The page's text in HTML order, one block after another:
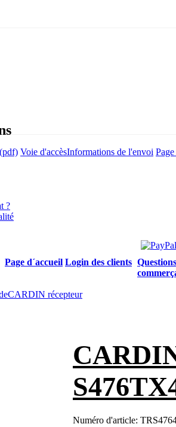
Voie d'accèsInformations de l'envoi
?
Page d´accueil Login des clients
CARDIN récepteur
Numéro d'article: